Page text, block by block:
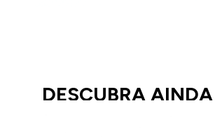
DESCUBRA AINDA